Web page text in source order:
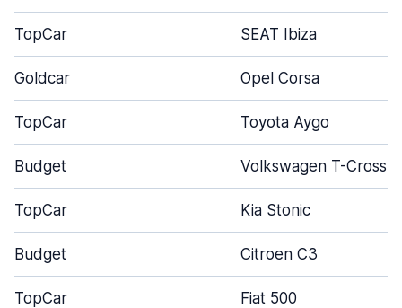
TopCar SEAT Ibiza
Goldcar Opel Corsa
TopCar Toyota Aygo
Budget Volkswagen T-Cross
TopCar Kia Stonic
Budget Citroen C3
TopCar Fiat 500